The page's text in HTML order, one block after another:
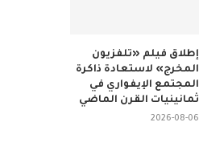
إطلاق فيلم «تلفزيون
المخرج» لاستعادة ذاكرة
المجتمع الإيفواري في
ثمانينيات القرن الماضي
2026-08-06